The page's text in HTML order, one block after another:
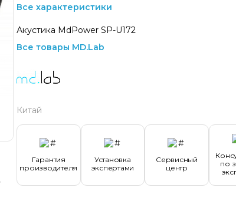
Все характеристики
Акустика MdPower SP-U172
Все товары MD.Lab
Китай
Гарантия
производителя
Установка
экспертами
Сервисный
центр
по